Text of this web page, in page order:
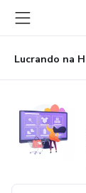
para
conteúdo
principal
para
pagamento
para
rodapé